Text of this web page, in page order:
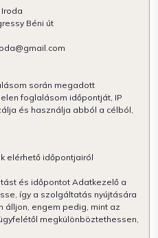
Béni út
során megadott
foglalásom időpontját, IP
és használja abból a célból,
elérhető időpontjairól
és időpontot Adatkezelő a
így a szolgáltatás nyújtására
álljon, engem pedig, mint az
megkülönböztethessen,